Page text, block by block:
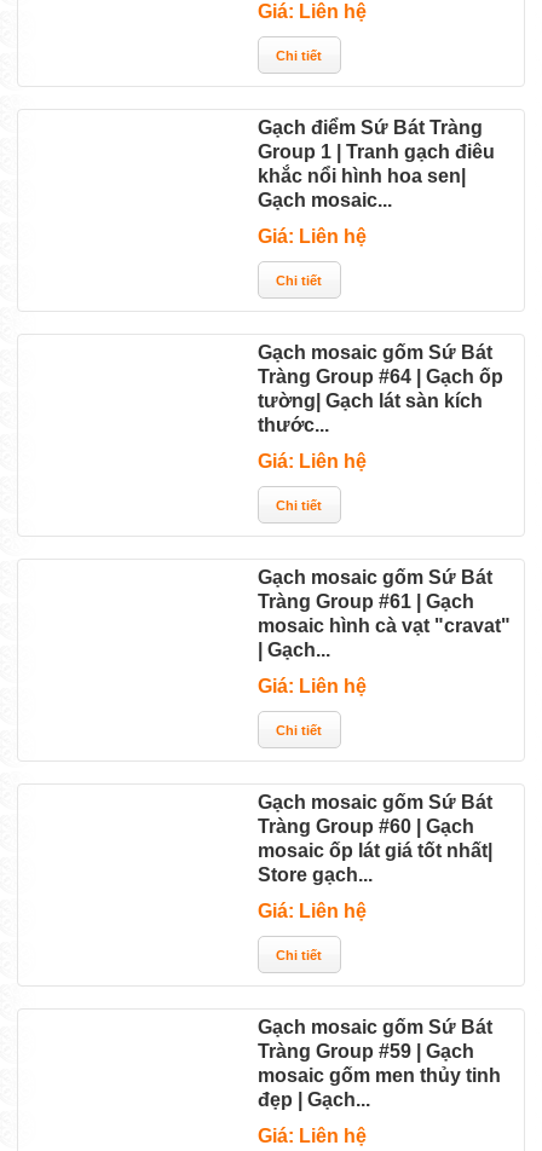
Giá: Liên hệ
Gạch điểm Sứ Bát Tràng
Group 1 | Tranh gạch điêu
khắc nổi hình hoa sen|
Gạch mosaic...
Giá: Liên hệ
Gạch mosaic gốm Sứ Bát
Tràng Group #64 | Gạch ốp
tường| Gạch lát sàn kích
thước...
Giá: Liên hệ
Gạch mosaic gốm Sứ Bát
Tràng Group #61 | Gạch
mosaic hình cà vạt "cravat"
| Gạch...
Giá: Liên hệ
Gạch mosaic gốm Sứ Bát
Tràng Group #60 | Gạch
mosaic ốp lát giá tốt nhất|
Store gạch...
Giá: Liên hệ
Gạch mosaic gốm Sứ Bát
Tràng Group #59 | Gạch
mosaic gốm men thủy tinh
đẹp | Gạch...
Giá: Liên hệ